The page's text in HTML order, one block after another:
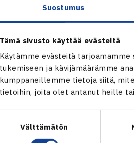
Suostumus
Tämä sivusto käyttää evästeitä
Käytämme evästeitä tarjoamamme
tukemiseen ja kävijämäärämme
kumppaneillemme tietoja siitä,
tietoihin, joita olet antanut heille
Välttämätön
Lauantain
-Kun pojat saivat
hyvin ja Rojer tuli
Suomelle tappio tiesi
vastustajasta ei
Mikäli suoraan
putoamisesta 19.-
tapahtuu kaavion
Mikäli Slovenia